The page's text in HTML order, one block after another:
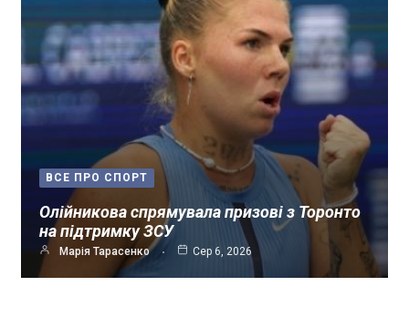
ВСЕ ПРО СПОРТ
Олійникова спрямувала призові з Торонто
на підтримку ЗСУ
Марія Тарасенко Сер 6, 2026